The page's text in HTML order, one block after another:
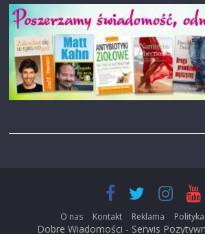
O nas Kontakt Reklama
Dobre Wiadomości - Serwis